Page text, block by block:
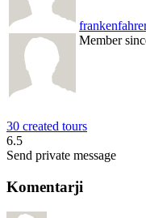
Member
30 created tours
6.5
Send private message
Komentarji